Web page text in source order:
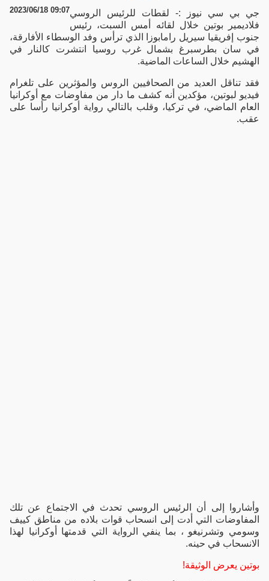
2023/06/18 09:07جي بي سي نيوز :- لقطات للرئيس الروسي
فلاديمير بوتين خلال لقائه أمس السبت، رئيس
جنوب إفريقيا سيريل رامابوزا الذي ترأس وفد الوسطاء الأفارقة،
في سان بطرسبرغ بشمال غرب روسيا انتشرت كالنار في
الهشيم خلال الساعات الماضية.
فقد تناقل العديد من الصحافيين الروس والمؤثرين على تلغرام
فيديو لبوتين، مؤكدين أنه كشف ما دار من مفاوضات مع أوكرانيا
العام الماضي، في تركيا، وقلب بالتالي رواية أوكرانيا رأسا على
عقب.
وأشاروا إلى أن الرئيس الروسي تحدث في الاجتماع عن تلك
المفاوضات التي أدت إلى انسحاب قوات بلاده من مناطق كييف
وسومي وتشرنيغو ، بما ينفي الرواية التي قدمتها أوكرانيا لهذا
الانسحاب في حينه.
بوتين يعرض الوثيقة!